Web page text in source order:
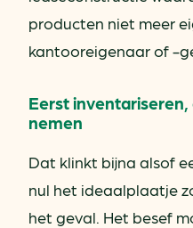
producten niet meer
kantooreigenaar of -
Eerst
nemen
Dat klinkt bijna alsof
nul het ideaalplaatje
het geval. Het besef